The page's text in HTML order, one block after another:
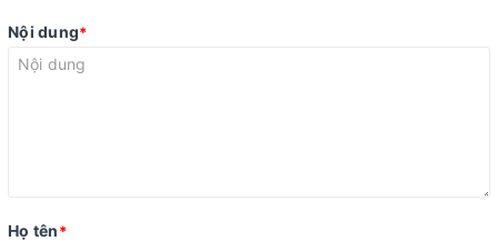
Nội dung*
Họ tên*